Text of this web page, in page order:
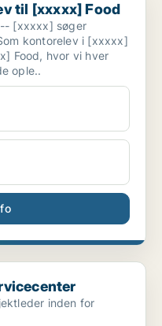
til [xxxxx] Food
[xxxxx] søger
Food, hvor vi hver
ople..
inden for